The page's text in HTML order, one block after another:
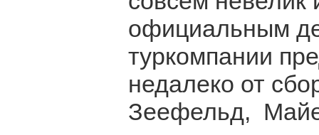
официальным
туркомпании
недалеко от
Зеефельд,